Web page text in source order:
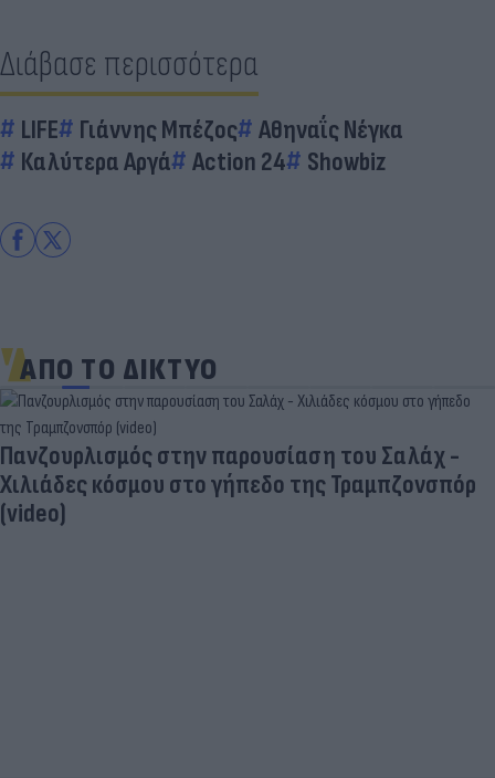
Διάβασε περισσότερα
LIFE Γιάννης Μπέζος
Αθηναΐς Νέγκα
Καλύτερα Αργά
Action 24 Showbiz
ΑΠΟ ΤΟ ΔΙΚΤΥΟ
Πανζουρλισμός στην παρουσίαση του Σαλάχ -
Χιλιάδες κόσμου στο γήπεδο της Τραμπζονσπόρ
(video)